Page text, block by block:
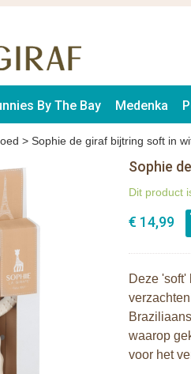
By The Bay Medenka
> Sophie de giraf bijtring soft in
Sophie
Dit product
€ 14,99
Deze
waarop
voor het